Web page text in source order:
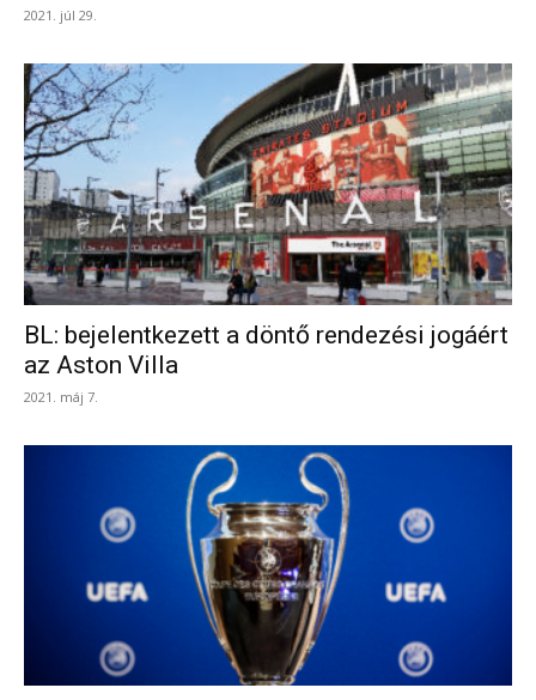
2021. júl 29.
BL: bejelentkezett a döntő rendezési jogáért
az Aston Villa
2021. máj 7.